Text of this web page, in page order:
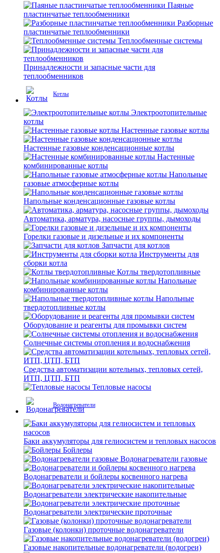
Паяные
пластинчатые теплообменники
Разборные
пластинчатые теплообменники
Теплообменные системы
Принадлежности и запасные части для
теплообменников
Котлы
Электроотопительные
котлы
Настенные газовые котлы
Настенные газовые конденсационные котлы
Настенные
комбинированные котлы
Напольные
газовые атмосферные котлы
Напольные конденсационные газовые котлы
Автоматика, арматура, насосные группы, дымоходы
Горелки газовые и дизельные и их компоненты
Запчасти для котлов
Инструменты для
сборки котла
Котлы твердотопливные
Напольные
комбинированные котлы
Напольные
твердотопливные котлы
Оборудование и реагенты для промывки систем
Солнечные системы отопления и водоснабжения
Средства автоматизации котельных, тепловых сетей,
ИТП, ЦТП, БТП
Тепловые насосы
Водонагреватели
Баки аккумуляторы для гелиосистем и тепловых насосов
Бойлеры
Водонагреватели газовые
Водонагреватели и бойлеры косвенного нагрева
Водонагреватели электрические накопительные
Водонагреватели электрические проточные
Газовые (колонки) проточные водонагреватели
Газовые накопительные водонагреватели (водогреи)